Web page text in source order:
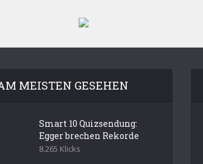
MEISTEN GESEHEN
Smart 10 Quizsendung:
Egger brechen Rekorde
8.265 Klicks